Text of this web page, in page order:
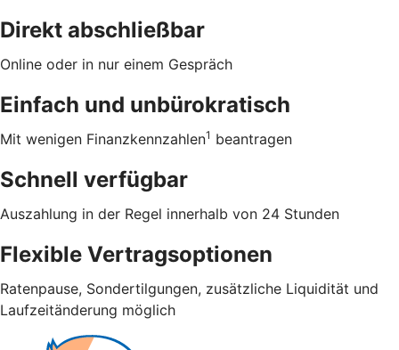
Direkt abschließbar
Online oder in nur einem Gespräch
Einfach und unbürokratisch
Mit wenigen Finanzkennzahlen1 beantragen
Schnell verfügbar
Auszahlung in der Regel innerhalb von 24 Stunden
Flexible Vertragsoptionen
Ratenpause, Sondertilgungen, zusätzliche Liquidität und
Laufzeitänderung möglich